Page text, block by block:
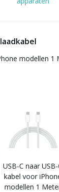
modellen 1
USB-C naar USB-
kabel voor
modellen 1